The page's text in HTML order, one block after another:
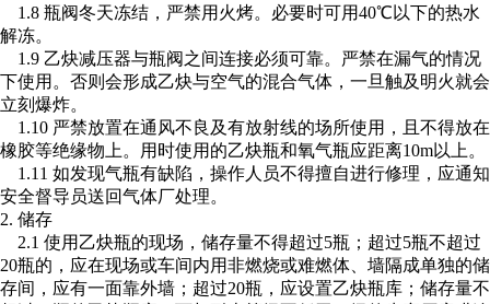
1.8 瓶阀冬天冻结，严禁用火烤。必要时可用40℃以下的热水
解冻。
1.9 乙炔减压器与瓶阀之间连接必须可靠。严禁在漏气的情况
下使用。否则会形成乙炔与空气的混合气体，一旦触及明火就会
立刻爆炸。
1.10 严禁放置在通风不良及有放射线的场所使用，且不得放在
橡胶等绝缘物上。用时使用的乙炔瓶和氧气瓶应距离10m以上。
1.11 如发现气瓶有缺陷，操作人员不得擅自进行修理，应通知
安全督导员送回气体厂处理。
2. 储存
2.1 使用乙炔瓶的现场，储存量不得超过5瓶；超过5瓶不超过
20瓶的，应在现场或车间内用非燃烧或难燃体、墙隔成单独的储
存间，应有一面靠外墙；超过20瓶，应设置乙炔瓶库；储存量不